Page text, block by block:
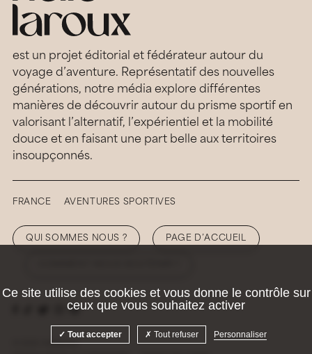
est un projet éditorial et fédérateur autour du
voyage d’aventure. Représentatif des nouvelles
générations, notre média explore différentes
manières de découvrir autour du prisme sportif en
valorisant l’alternatif, l’expérientiel et la mobilité
douce et en faisant une part belle aux territoires
insoupçonnés.
FRANCE AVENTURES SPORTIVES
QUI SOMMES NOUS ? PAGE D’ACCUEIL
© 2026 Hellolaroux
Ce site utilise des cookies et vous donne le contrôle sur
ceux que vous souhaitez activer
Tout accepter Tout refuser Personnaliser